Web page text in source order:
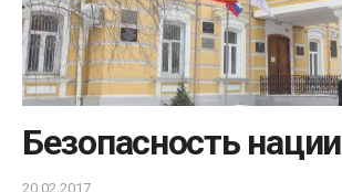
Безопасность нации
20.02.2017